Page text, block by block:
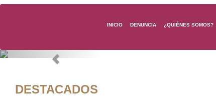
INICIO DENUNCIA ¿QUIÉNES SOMOS?
Previous
DESTACADOS